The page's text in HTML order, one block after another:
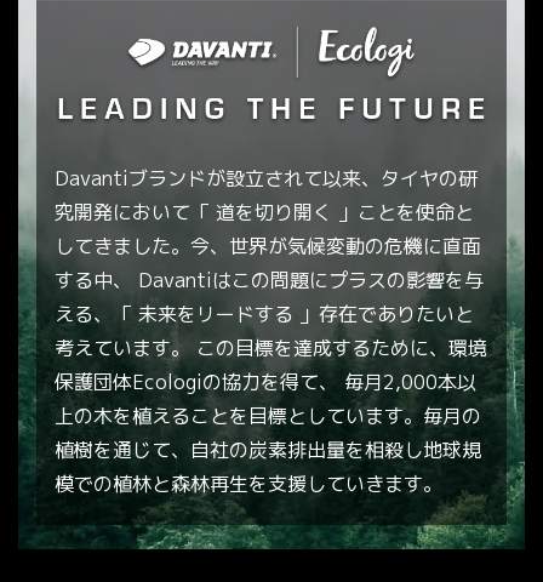
Davantiブランドが設立されて以来、タイヤの研
究開発において「 道を切り開く 」ことを使命と
してきました。今、世界が気候変動の危機に直面
する中、 Davantiはこの問題にプラスの影響を与
える、「 未来をリードする 」存在でありたいと
考えています。 この目標を達成するために、環境
保護団体Ecologiの協力を得て、 毎月2,000本以
上の木を植えることを目標としています。毎月の
植樹を通じて、自社の炭素排出量を相殺し地球規
模での植林と森林再生を支援していきます。